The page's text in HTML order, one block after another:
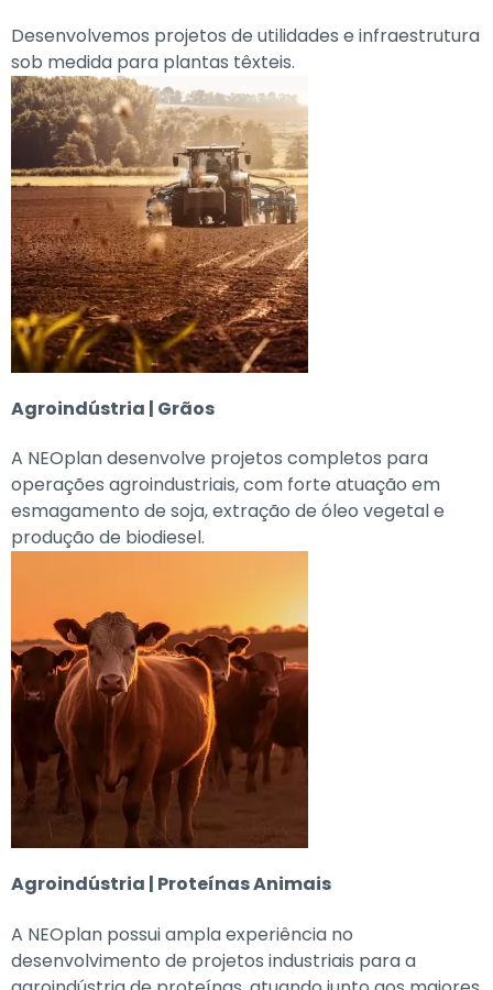
Desenvolvemos projetos de utilidades e infraestrutura
sob medida para plantas têxteis.
Agroindústria | Grãos
A NEOplan desenvolve projetos completos para
operações agroindustriais, com forte atuação em
esmagamento de soja, extração de óleo vegetal e
produção de biodiesel.
Agroindústria | Proteínas Animais
A NEOplan possui ampla experiência no
desenvolvimento de projetos industriais para a